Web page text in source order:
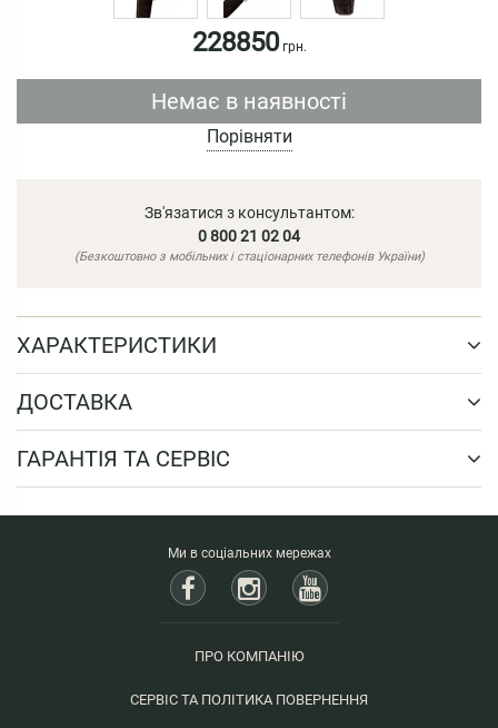
228850грн.
Немає в наявності
Порівняти
Зв'язатися з консультантом:
0 800 21 02 04
(Безкоштовно з мобільних і стаціонарних телефонів України)
ХАРАКТЕРИСТИКИ
ДОСТАВКА
ГАРАНТІЯ ТА СЕРВІС
Ми в соціальних мережах
ПРО КОМПАНІЮ
СЕРВІС ТА ПОЛІТИКА ПОВЕРНЕННЯ